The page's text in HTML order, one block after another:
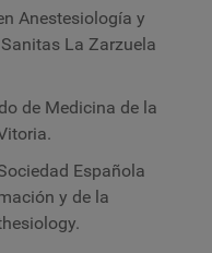
Anestesiología y
La Zarzuela
de Medicina de la
Española
y de la